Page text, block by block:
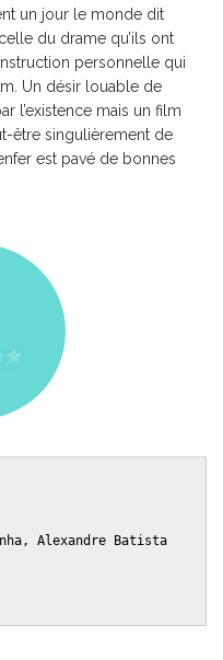
un jour le monde dit
du drame qu’ils ont
personnelle qui
Un désir louable de
l’existence mais un film
être singulièrement de
est pavé de bonnes
Alexandre Batista